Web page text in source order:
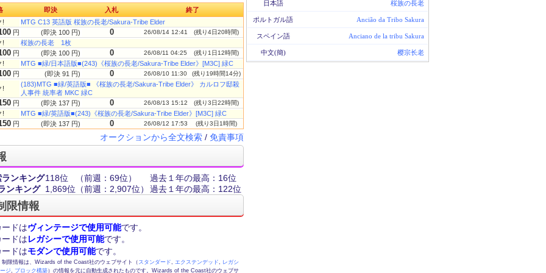
日本語 桜族の長老
ポルトガル語 Ancião da Tribo Sakura
スペイン語 Anciano de la tribu Sakura
中文(簡) 樱宗长老
即決 入札
終了
!
MTG C13 英語版 桜族の長老/Sakura-Tribe Elder
円 (即決 100 円) 0 26/08/14 12:41 (残り4日20時間)
! 桜族の長老 1枚
円 (即決 100 円) 0 26/08/11 04:25 (残り1日12時間)
! MTG ■緑/日本語版■(243)《桜族の長老/Sakura-Tribe Elder》[M3C] 緑C
円 (即決 91 円) 0 26/08/10 11:30 (残り19時間14分)
!
(183)MTG ■緑/英語版■ 《桜族の長老/Sakura-Tribe Elder》 カルロフ邸殺
人事件 統率者 MKC 緑C
円 (即決 137 円) 0 26/08/13 15:12 (残り3日22時間)
! MTG ■緑/英語版■(243)《桜族の長老/Sakura-Tribe Elder》[M3C] 緑C
円 (即決 137 円) 0 26/08/12 17:53 (残り3日1時間)
オークションから全文検索 / 免責事項
ンキング118位 （前週：69位）
過去１年の最高：16位
ンキング 1,869位 （前週：2,907位） 過去１年の最高：122位
限情報
ドはヴィンテージで使用可能です。
ドはレガシーで使用可能です。
ドはモダンで使用可能です。
限情報は、Wizards of the Coast社のウェブサイト（ スタンダード,エクステンデッド, レガシ
ジ, ブロック構築）の情報を元に自動生成されたものです。Wizards of the Coast社のウェブサ